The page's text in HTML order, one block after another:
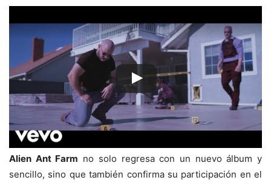
Alien Ant Farm no solo regresa con un nuevo álbum y
sencillo, sino que también confirma su participación en el